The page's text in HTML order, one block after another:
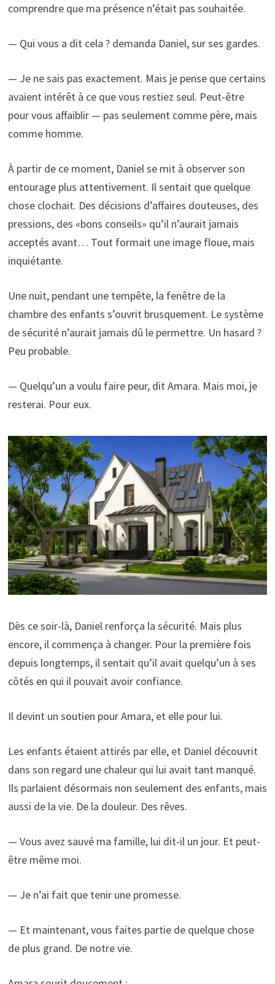
comprendre que ma présence n’était pas souhaitée.
— Qui vous a dit cela ? demanda Daniel, sur ses gardes.
— Je ne sais pas exactement. Mais je pense que certains
avaient intérêt à ce que vous restiez seul. Peut-être
pour vous affaiblir — pas seulement comme père, mais
comme homme.
À partir de ce moment, Daniel se mit à observer son
entourage plus attentivement. Il sentait que quelque
chose clochait. Des décisions d’affaires douteuses, des
pressions, des «bons conseils» qu’il n’aurait jamais
acceptés avant… Tout formait une image floue, mais
inquiétante.
Une nuit, pendant une tempête, la fenêtre de la
chambre des enfants s’ouvrit brusquement. Le système
de sécurité n’aurait jamais dû le permettre. Un hasard ?
Peu probable.
— Quelqu’un a voulu faire peur, dit Amara. Mais moi, je
resterai. Pour eux.
Dès ce soir-là, Daniel renforça la sécurité. Mais plus
encore, il commença à changer. Pour la première fois
depuis longtemps, il sentait qu’il avait quelqu’un à ses
côtés en qui il pouvait avoir confiance.
Il devint un soutien pour Amara, et elle pour lui.
Les enfants étaient attirés par elle, et Daniel découvrit
dans son regard une chaleur qui lui avait tant manqué.
Ils parlaient désormais non seulement des enfants, mais
aussi de la vie. De la douleur. Des rêves.
— Vous avez sauvé ma famille, lui dit-il un jour. Et peut-
être même moi.
— Je n’ai fait que tenir une promesse.
— Et maintenant, vous faites partie de quelque chose
de plus grand. De notre vie.